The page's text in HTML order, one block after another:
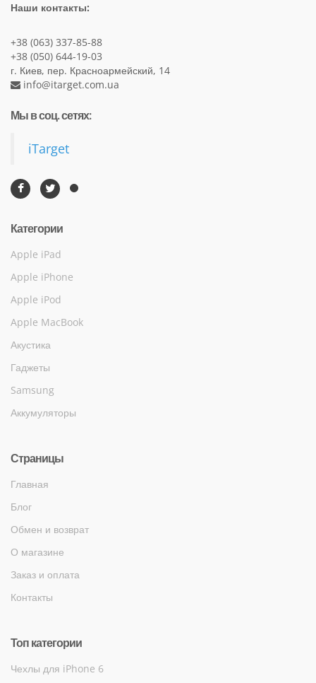
Наши контакты:
+38 (063) 337-85-88
+38 (050) 644-19-03
г. Киев, пер. Красноармейский, 14
info@itarget.com.ua
Мы в соц. сетях:
iTarget
Категории
Apple iPad
Apple iPhone
Apple iPod
Apple MacBook
Акустика
Гаджеты
Samsung
Аккумуляторы
Страницы
Главная
Блог
Обмен и возврат
О магазине
Заказ и оплата
Контакты
Топ категории
Чехлы для iPhone 6